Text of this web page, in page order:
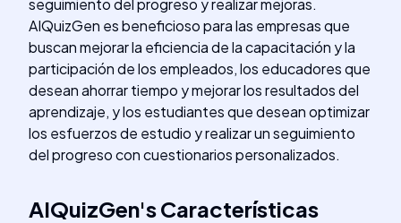
seguimiento del progreso y realizar mejoras.
AIQuizGen es beneficioso para las empresas que
buscan mejorar la eficiencia de la capacitación y la
participación de los empleados, los educadores que
desean ahorrar tiempo y mejorar los resultados del
aprendizaje, y los estudiantes que desean optimizar
los esfuerzos de estudio y realizar un seguimiento
del progreso con cuestionarios personalizados.
AIQuizGen'sCaracterísticas